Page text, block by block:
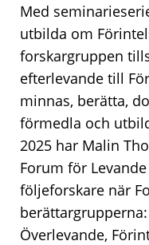
Med
utbilda om
forskargruppen
efterlevande till
minnas, berätta,
förmedla och
2025 har Malin
Forum för
följeforskare när
Överlevande,